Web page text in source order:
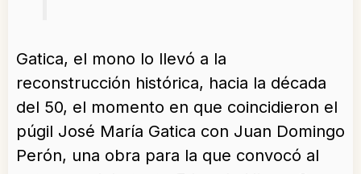
Gatica, el mono lo llevó a la
reconstrucción histórica, hacia la década
del 50, el momento en que coincidieron el
púgil José María Gatica con Juan Domingo
Perón, una obra para la que convocó al